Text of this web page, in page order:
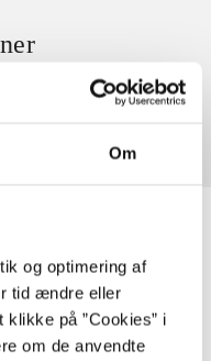
Om
og optimering af
tid ændre eller
på ”Cookies” i
om de anvendte
udgivelser